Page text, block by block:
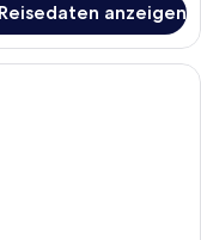
anzeigen
kostenloses WLAN,